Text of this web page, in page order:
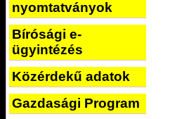
nyomtatványok
Bírósági e-
ügyintézés
Közérdekű adatok
Gazdasági Program